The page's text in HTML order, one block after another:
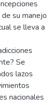
su manejo
se lleva a
Se
lazos
nacionales